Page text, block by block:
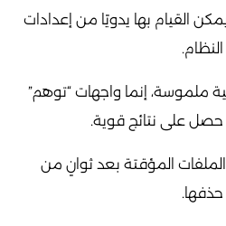
القيام بها يدويًا من إعدادات
النظام.
ملموسة، إنما واجهات “توهم”
حصل على نتائج قوية.
الملفات المؤقتة بعد ثوانٍ من
حذفها.